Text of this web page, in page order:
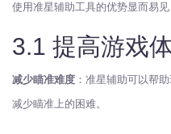
使用准星辅助工具的优势显而易
3.1 提高游戏
减少瞄准难度 ：准星辅助可以帮
减少瞄准上的困难。